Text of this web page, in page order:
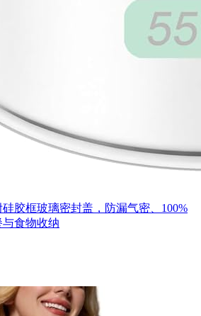
胶框玻璃密封盖，防漏气密、100%
食物收纳